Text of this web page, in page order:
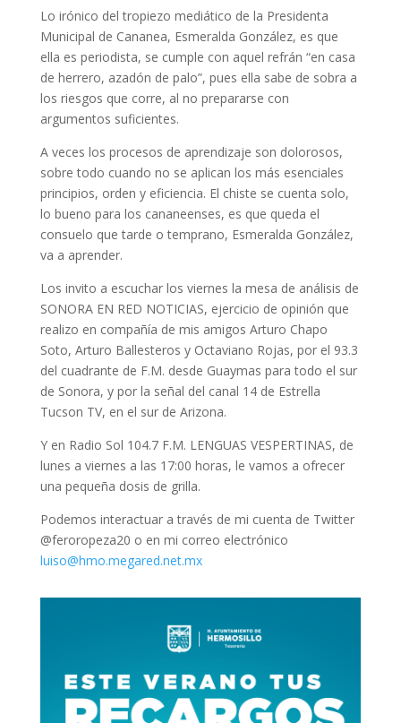
Lo irónico del tropiezo mediático de la Presidenta
Municipal de Cananea, Esmeralda González, es que
ella es periodista, se cumple con aquel refrán “en casa
de herrero, azadón de palo”, pues ella sabe de sobra a
los riesgos que corre, al no prepararse con
argumentos suficientes.
A veces los procesos de aprendizaje son dolorosos,
sobre todo cuando no se aplican los más esenciales
principios, orden y eficiencia. El chiste se cuenta solo,
lo bueno para los cananeenses, es que queda el
consuelo que tarde o temprano, Esmeralda González,
va a aprender.
Los invito a escuchar los viernes la mesa de análisis de
SONORA EN RED NOTICIAS, ejercicio de opinión que
realizo en compañía de mis amigos Arturo Chapo
Soto, Arturo Ballesteros y Octaviano Rojas, por el 93.3
del cuadrante de F.M. desde Guaymas para todo el sur
de Sonora, y por la señal del canal 14 de Estrella
Tucson TV, en el sur de Arizona.
Y en Radio Sol 104.7 F.M. LENGUAS VESPERTINAS, de
lunes a viernes a las 17:00 horas, le vamos a ofrecer
una pequeña dosis de grilla.
Podemos interactuar a través de mi cuenta de Twitter
@feroropeza20 o en mi correo electrónico
luiso@hmo.megared.net.mx